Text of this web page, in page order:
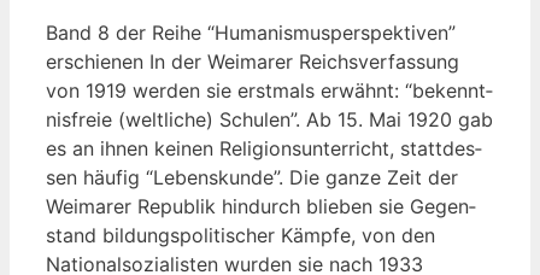
Band 8 der Rei­he “Huma­nis­mus­per­spek­ti­ven”
erschie­nen In der Wei­ma­rer Reichs­ver­fas­sung
von 1919 wer­den sie erst­mals erwähnt: “bekennt­
nis­freie (welt­li­che) Schu­len”. Ab 15. Mai 1920 gab
es an ihnen kei­nen Reli­gi­ons­un­ter­richt, statt­des­
sen häu­fig “Lebens­kun­de”. Die gan­ze Zeit der
Wei­ma­rer Repu­blik hin­durch blie­ben sie Gegen­
stand bil­dungs­po­li­ti­scher Kämp­fe, von den
Natio­nal­so­zia­lis­ten wur­den sie nach 1933